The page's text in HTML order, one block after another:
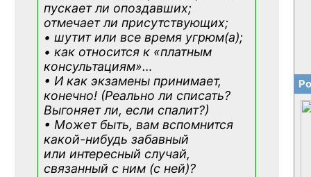
пускает ли опоздавших;
отмечает ли присутствующих;
• шутит или все время угрюм(а);
• как относится к «платным
консультациям»…
• И как экзамены принимает,
конечно! (Реально ли списать?
Выгоняет ли, если спалит?)
• Может быть, вам вспомнится
какой-нибудь забавный
или интересный случай,
связанный с ним (с ней)?